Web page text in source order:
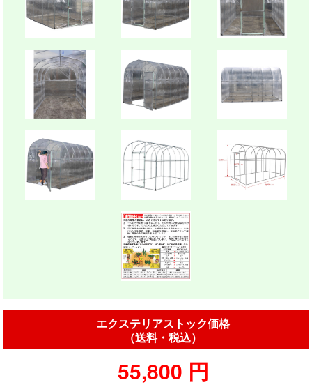
エクステリアストック価格
（送料・税込）
55,800 円